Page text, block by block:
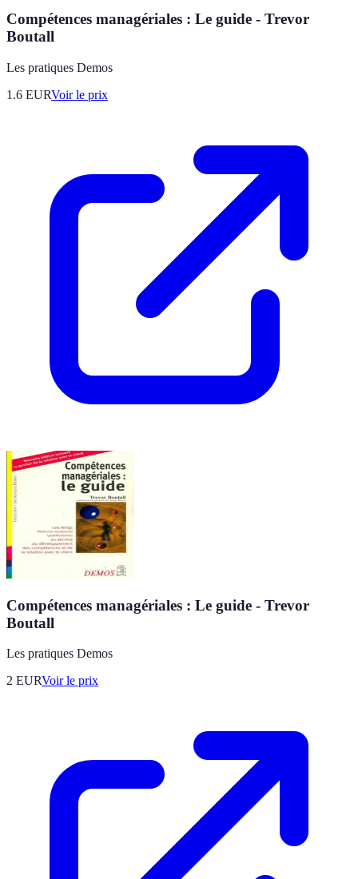
Compétences managériales : Le guide - Trevor
Boutall
Les pratiques Demos
1.6 EURVoir le prix
Compétences managériales : Le guide - Trevor
Boutall
Les pratiques Demos
2 EURVoir le prix